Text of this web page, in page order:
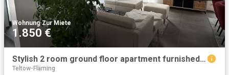
Wohnung·Zur Miete
1.850 €
Stylish 2 room ground floor apartment furnished with upscale interior in Blankenfelde Mahlow
Teltow-Fläming